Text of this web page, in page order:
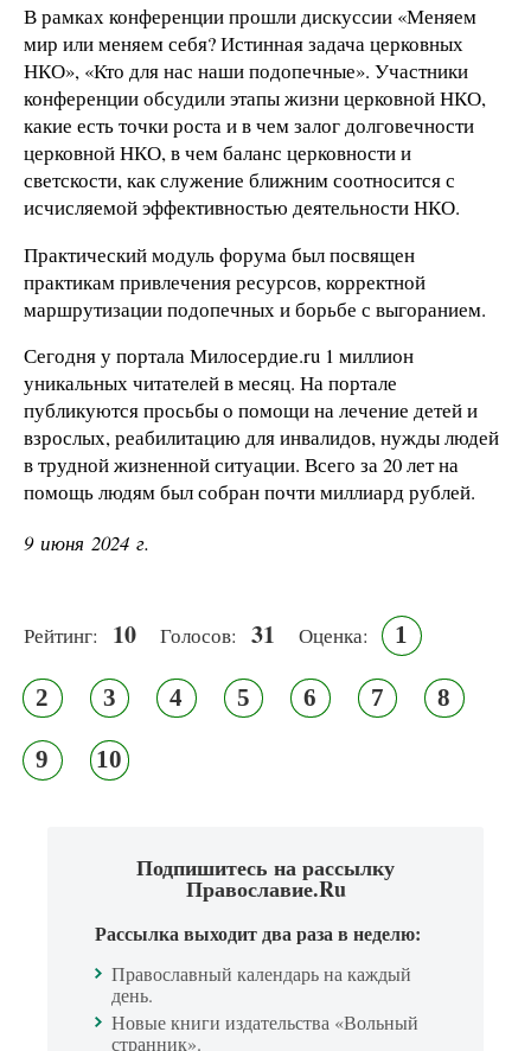
В рамках конференции прошли дискуссии «Меняем
мир или меняем себя? Истинная задача церковных
НКО», «Кто для нас наши подопечные». Участники
конференции обсудили этапы жизни церковной НКО,
какие есть точки роста и в чем залог долговечности
церковной НКО, в чем баланс церковности и
светскости, как служение ближним соотносится с
исчисляемой эффективностью деятельности НКО.
Практический модуль форума был посвящен
практикам привлечения ресурсов, корректной
маршрутизации подопечных и борьбе с выгоранием.
Сегодня у портала Милосердие.ru 1 миллион
уникальных читателей в месяц. На портале
публикуются просьбы о помощи на лечение детей и
взрослых, реабилитацию для инвалидов, нужды людей
в трудной жизненной ситуации. Всего за 20 лет на
помощь людям был собран почти миллиард рублей.
9 июня 2024 г.
Рейтинг: 10 Голосов: 31 Оценка: 1
2 3 4 5 6 7 8
9 10
Подпишитесь на рассылку
Православие.Ru
Рассылка выходит два раза в неделю:
Православный календарь на каждый
день.
Новые книги издательства «Вольный
странник».